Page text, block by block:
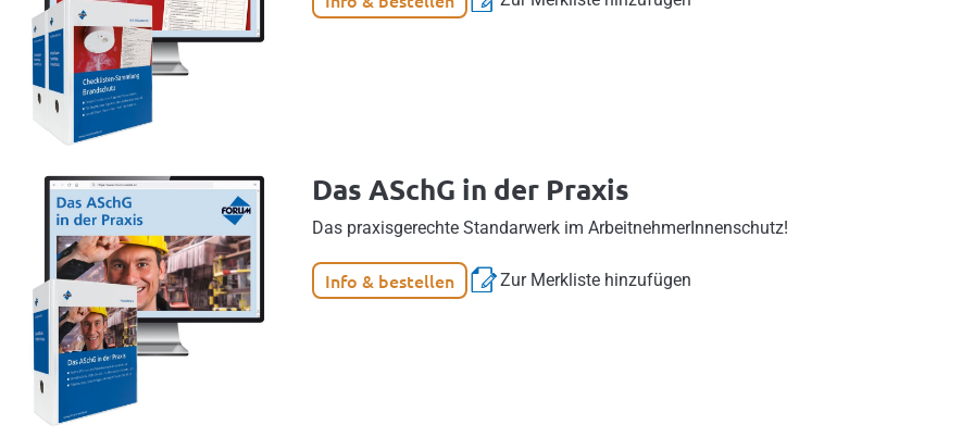
Das ASchG in der Praxis
Das praxisgerechte Standarwerk im ArbeitnehmerInnenschutz!
Info & bestellen Zur Merkliste hinzufügen